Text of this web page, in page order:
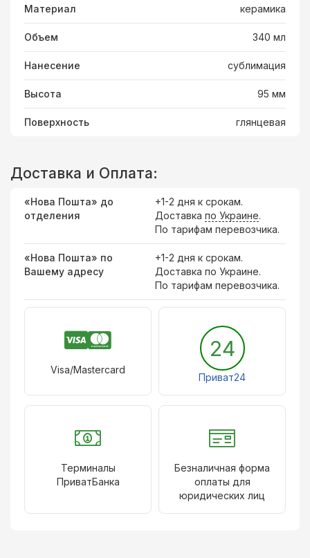
Материал керамика
Объем 340 мл
Нанесение сублимация
Высота 95 мм
Поверхность глянцевая
Доставка и Оплата:
«Нова Пошта» до
отделения
+1-2 дня к срокам.
Доставка по Украине.
По тарифам перевозчика.
«Нова Пошта» по
Вашему адресу
+1-2 дня к срокам.
Доставка по Украине.
По тарифам перевозчика.
Visa/Mastercard
24
Приват24
Терминалы
ПриватБанка
Безналичная форма
оплаты для
юридических лиц